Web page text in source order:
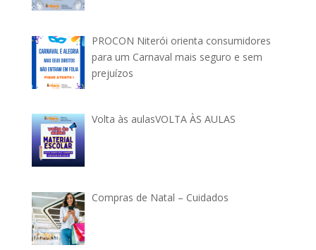
PROCON Niterói orienta consumidores
para um Carnaval mais seguro e sem
prejuízos
Volta às aulasVOLTA ÀS AULAS
Compras de Natal – Cuidados